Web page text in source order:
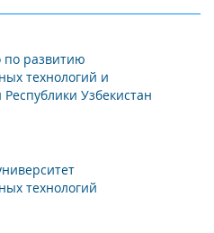
по развитию
технологий и
Узбекистан
технологий